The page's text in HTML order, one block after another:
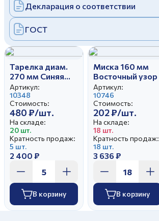
Декларация о соответствии
ГОСТ
Тарелка диам.
270 мм Синяя
Пахта керамика
Артикул:
10348
Стоимость:
480 ₽/шт.
На складе:
20 шт.
Кратность продаж:
5 шт.
2 400 ₽
В корзину
Миска 160 мм
Восточный узор
Артикул:
10746
Стоимость:
202 ₽/шт.
На складе:
18 шт.
Кратность продаж:
18 шт.
3 636 ₽
В корзину